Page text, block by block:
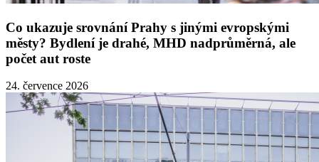
Co ukazuje srovnání Prahy s jinými evropskými
městy? Bydlení je drahé, MHD nadprůměrná, ale
počet aut roste
24. července 2026